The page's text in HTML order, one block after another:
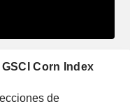
Corn Index
de